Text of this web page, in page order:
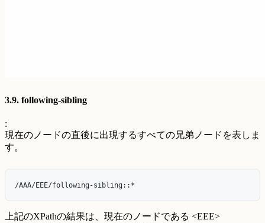
3.9. following-sibling
:
現在のノードの直後に出現するすべての兄弟ノードを表しま
す。
上記のXPathの結果は、現在のノードである <EEE>